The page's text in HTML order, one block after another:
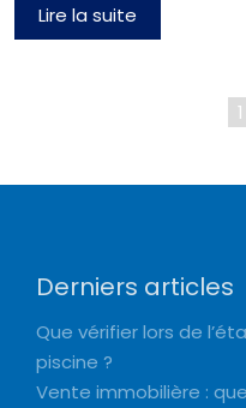
Lire la suite
1
Derniers articles
Que vérifier lors de
piscine ?
Vente immobilière :